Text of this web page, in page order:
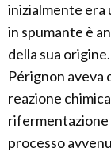
inizialmente era
in spumante è
della sua
Pérignon aveva
reazione
rifermentazione
processo